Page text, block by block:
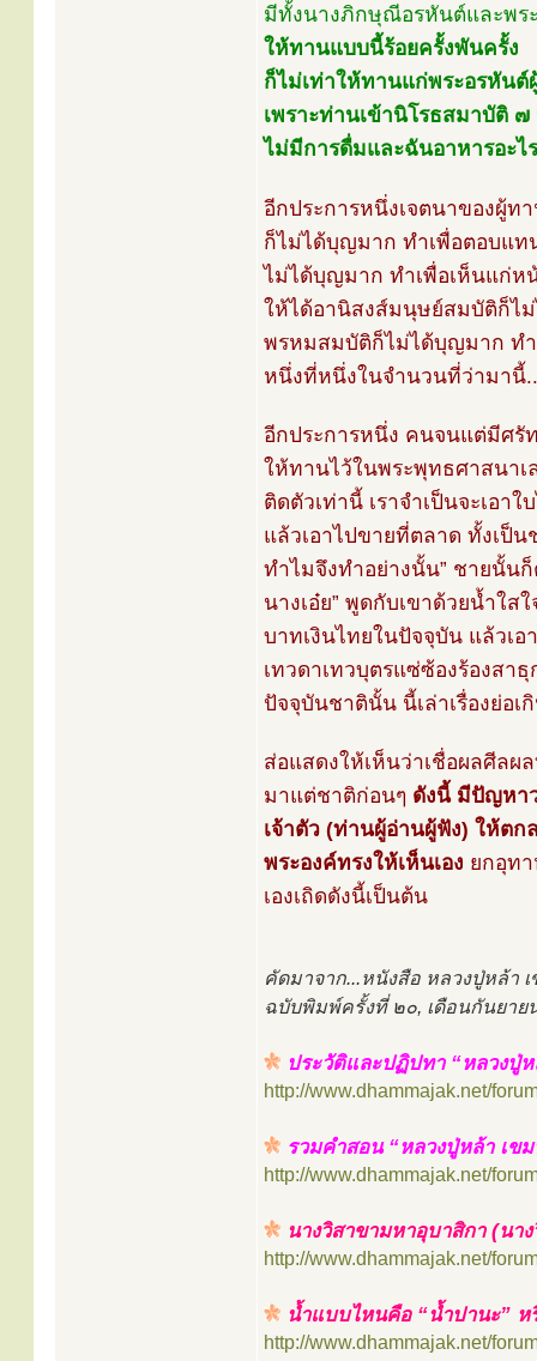
มีทั้งนางภิกษุณีอรหันต์และพร
ให้ทานแบบนี้ร้อยครั้งพันครั้ง
ก็ไม่เท่าให้ทานแก่พระอรหัน
เพราะท่านเข้านิโรธสมาบัติ
ไม่มีการดื่มและฉันอาหารอะ
อีกประการหนึ่งเจตนาของผู้
ก็ไม่ได้บุญมาก ทำเพื่อตอบแท
ไม่ได้บุญมาก ทำเพื่อเห็นแก่ห
ให้ได้อานิสงส์มนุษย์สมบัติก็ไ
พรหมสมบัติก็ไม่ได้บุญมาก ท
หนึ่งที่หนึ่งในจำนวนที่ว่ามานี้
อีกประการหนึ่ง คนจนแต่มีศรั
ให้ทานไว้ในพระพุทธศาสนาเ
ติดตัวเท่านี้ เราจำเป็นจะเอ
แล้วเอาไปขายที่ตลาด ทั้งเป็
ทำไมจึงทำอย่างนั้น” ชายนั้น
นางเอ๋ย” พูดกับเขาด้วยน้ำใ
บาทเงินไทยในปัจจุบัน แล้วเ
เทวดาเทวบุตรแซ่ซ้องร้องสา
ปัจจุบันชาตินั้น นี้เล่าเรื่องย่อ
ส่อแสดงให้เห็นว่าเชื่อผลศีลผ
มาแต่ชาติก่อนๆ ดังนี้ มีปัญหา
เจ้าตัว (ท่านผู้อ่านผู้ฟัง) ให้ตก
พระองค์ทรงให้เห็นเอง ยกอุท
เองเถิดดังนี้เป็นต้น
คัดมาจาก...หนังสือ หลวงปู่หล้า
ฉบับพิมพ์ครั้งที่ ๒๐, เดือนกันยา
ประวัติและปฏิปทา “หลวงปู่
http://www.dhammajak.net/
รวมคำสอน “หลวงปู่หล้า เข
http://www.dhammajak.net/
นางวิสาขามหาอุบาสิกา (นา
http://www.dhammajak.net/
น้ำแบบไหนคือ “น้ำปานะ” ห
http://www.dhammajak.net/